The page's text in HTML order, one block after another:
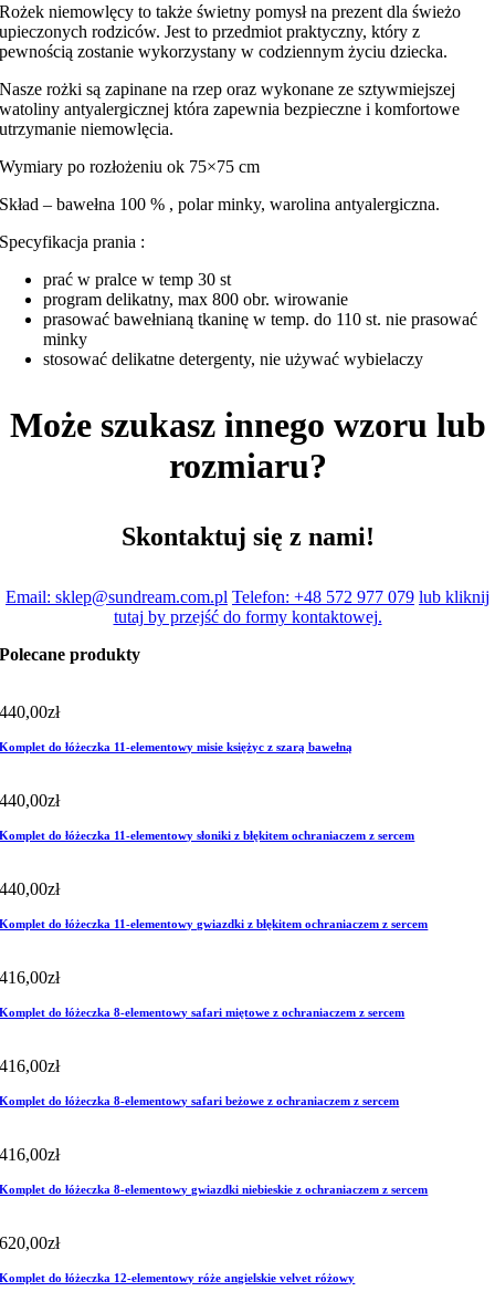
Rożek niemowlęcy to także świetny pomysł na prezent dla świeżo
upieczonych rodziców. Jest to przedmiot praktyczny, który z
pewnością zostanie wykorzystany w codziennym życiu dziecka.
Nasze rożki są zapinane na rzep oraz wykonane ze sztywmiejszej
watoliny antyalergicznej która zapewnia bezpieczne i komfortowe
utrzymanie niemowlęcia.
Wymiary po rozłożeniu ok 75×75 cm
Skład – bawełna 100 % , polar minky, warolina antyalergiczna.
Specyfikacja prania :
prać w pralce w temp 30 st
program delikatny, max 800 obr. wirowanie
prasować bawełnianą tkaninę w temp. do 110 st. nie prasować
minky
stosować delikatne detergenty, nie używać wybielaczy
Może szukasz innego wzoru lub
rozmiaru?
Skontaktuj się z nami!
Email: sklep@sundream.com.pl Telefon: +48 572 977 079 lub kliknij
tutaj by przejść do formy kontaktowej.
Polecane produkty
440,00zł
Komplet do łóżeczka 11-elementowy misie księżyc z szarą bawełną
440,00zł
Komplet do łóżeczka 11-elementowy słoniki z błękitem ochraniaczem z sercem
440,00zł
Komplet do łóżeczka 11-elementowy gwiazdki z błękitem ochraniaczem z sercem
416,00zł
Komplet do łóżeczka 8-elementowy safari miętowe z ochraniaczem z sercem
416,00zł
Komplet do łóżeczka 8-elementowy safari beżowe z ochraniaczem z sercem
416,00zł
Komplet do łóżeczka 8-elementowy gwiazdki niebieskie z ochraniaczem z sercem
620,00zł
Komplet do łóżeczka 12-elementowy róże angielskie velvet różowy